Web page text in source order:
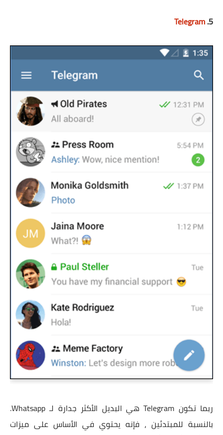
5.
Telegram
ربما تكون Telegram هي البديل الأكثر جدارة لـ Whatsapp.
بالنسبة للمبتدئين ، فإنه يحتوي في الأساس على ميزات